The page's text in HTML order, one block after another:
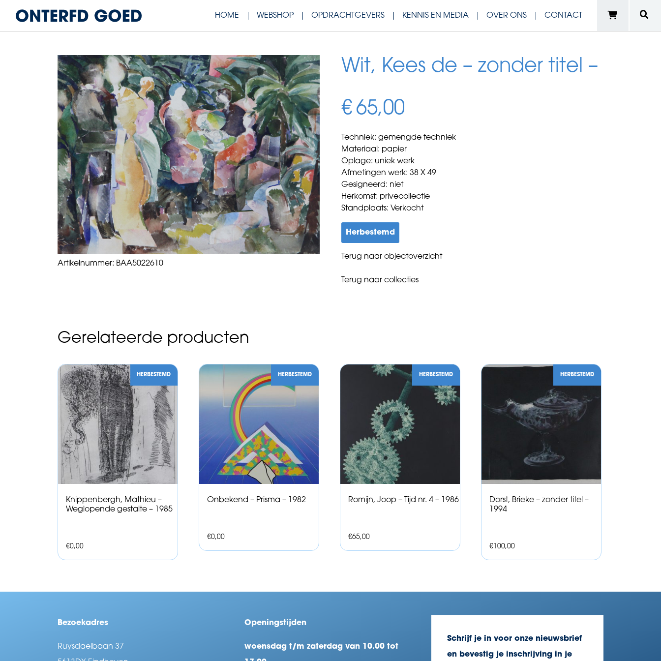
HOME WEBSHOP OPDRACHTGEVERS KENNIS EN MEDIA OVER ONS CONTACT
Artikelnummer: BAA5022610
Wit, Kees de – zonder titel –
€ 65,00
Techniek: gemengde techniek
Materiaal: papier
Oplage: uniek werk
Afmetingen werk: 38 X 49
Gesigneerd: niet
Herkomst: privecollectie
Standplaats: Verkocht
Herbestemd
Terug naar objectoverzicht
Terug naar collecties
Gerelateerde producten
HERBESTEMD
Knippenbergh, Mathieu –
Weglopende gestalte – 1985
€0,00
HERBESTEMD
Onbekend – Prisma – 1982
€0,00
HERBESTEMD
Romijn, Joop – Tijd nr. 4 – 1986
€65,00
HERBESTEMD
Dorst, Brieke – zonder titel –
1994
€100,00
Bezoekadres
Ruysdaelbaan 37
Openingstijden
woensdag t/m zaterdag van 10.00 tot
Schrijf je in voor onze nieuwsbrief
en bevestig je inschrijving in je